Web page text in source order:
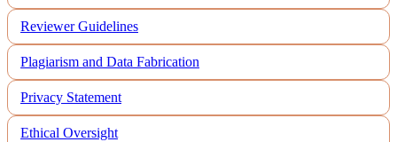
Reviewer Guidelines
Plagiarism and Data Fabrication
Privacy Statement
Ethical Oversight